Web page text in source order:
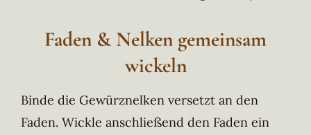
Faden & Nelken gemeinsam
wickeln
Binde die Gewürznelken versetzt an den
Faden. Wickle anschließend den Faden ein